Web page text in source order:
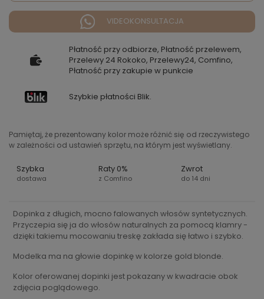
VIDEOKONSULTACJA
Płatność przy odbiorze, Płatność przelewem,
Przelewy 24 Rokoko, Przelewy24, Comfino,
Płatność przy zakupie w punkcie
Szybkie płatności Blik.
Pamiętaj, że prezentowany kolor może różnić się od rzeczywistego
w zależności od ustawień sprzętu, na którym jest wyświetlany.
Szybka
dostawa
Raty 0%
z Comfino
Zwrot
do 14 dni
Dopinka z długich, mocno falowanych włosów syntetycznych.
Przyczepia się ja do włosów naturalnych za pomocą klamry -
dzięki takiemu mocowaniu treskę zakłada się łatwo i szybko.
Modelka ma na głowie dopinkę w kolorze gold blonde.
Kolor oferowanej dopinki jest pokazany w kwadracie obok
zdjęcia poglądowego.